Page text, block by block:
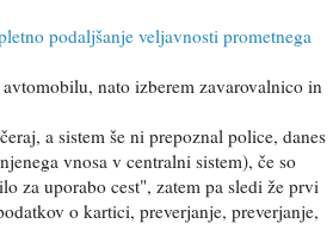
podaljšanje veljavnosti prometnega
nato izberem zavarovalnico in
a sistem še ni prepoznal police, danes
vnosa v centralni sistem), če so
za uporabo cest", zatem pa sledi že prvi
o kartici, preverjanje, preverjanje,